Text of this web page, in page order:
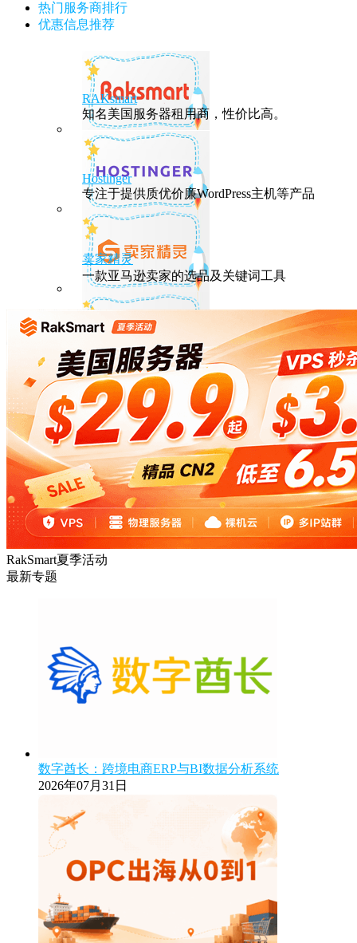
热门服务商排行
优惠信息推荐
RAKsmart
知名美国服务器租用商，性价比高。
Hostinger
专注于提供质优价廉WordPress主机等产品
卖家精灵
一款亚马逊卖家的选品及关键词工具
性能出众的高性价比美国主机，年付六折
DMIT
专注于高品质线路的VPS云服务器
RakSmart夏季活动
最新专题
数字酋长：跨境电商ERP与BI数据分析系统
2026年07月31日